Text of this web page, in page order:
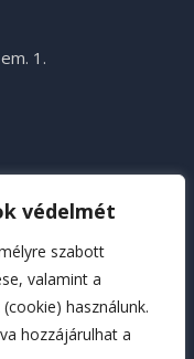
védelmét
szabott
valamint a
használunk.
hozzájárulhat a
1.